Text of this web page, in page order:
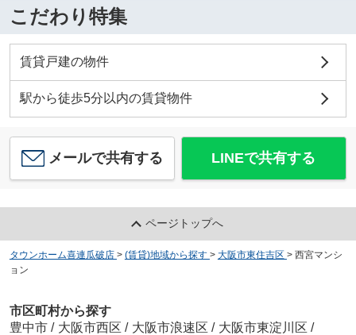
こだわり特集
賃貸戸建の物件
駅から徒歩5分以内の賃貸物件
メールで共有する LINEで共有する
ページトップへ
タウンホーム喜連瓜破店 > (賃貸)地域から探す > 大阪市東住吉区 > 西宮マンシ
ョン
市区町村から探す
豊中市 / 大阪市西区 / 大阪市浪速区 / 大阪市東淀川区 /